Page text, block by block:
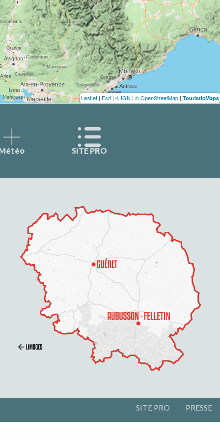
Leaflet | Esri | © IGN | © OpenStreetMap | TouristicMaps
SITE PRO
SITE PRO PRESSE